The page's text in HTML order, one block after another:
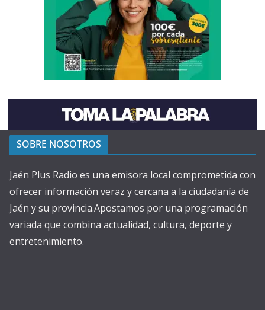
SOBRE NOSOTROS
Jaén Plus Radio es una emisora local comprometida con
ofrecer información veraz y cercana a la ciudadanía de
Jaén y su provincia.Apostamos por una programación
variada que combina actualidad, cultura, deporte y
entretenimiento.